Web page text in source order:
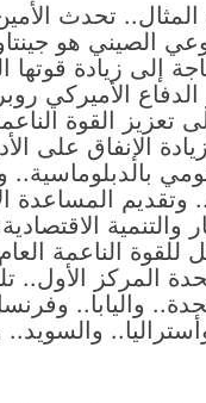
تحدث
إلى زيادة قوتها
الأميركي
تعزيز القوة
الإنفاق على
بالدبلوماسية..
وتقديم المساعدة
والتنمية
المركز الأول..
واليابا..
والسويد..